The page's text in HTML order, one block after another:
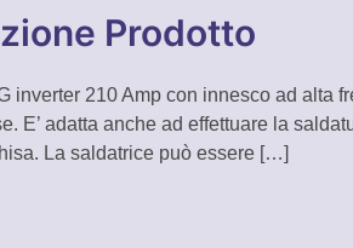
Prodotto
inverter 210 Amp con innesco ad alta
E’ adatta anche ad effettuare la
La saldatrice può essere […]